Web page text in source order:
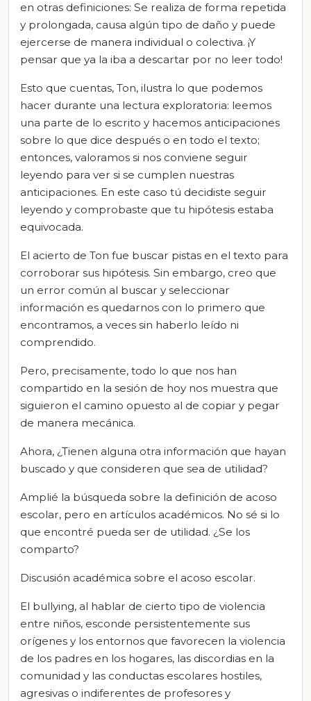
en otras definiciones: Se realiza de forma repetida
y prolongada, causa algún tipo de daño y puede
ejercerse de manera individual o colectiva. ¡Y
pensar que ya la iba a descartar por no leer todo!
Esto que cuentas, Ton, ilustra lo que podemos
hacer durante una lectura exploratoria: leemos
una parte de lo escrito y hacemos anticipaciones
sobre lo que dice después o en todo el texto;
entonces, valoramos si nos conviene seguir
leyendo para ver si se cumplen nuestras
anticipaciones. En este caso tú decidiste seguir
leyendo y comprobaste que tu hipótesis estaba
equivocada.
El acierto de Ton fue buscar pistas en el texto para
corroborar sus hipótesis. Sin embargo, creo que
un error común al buscar y seleccionar
información es quedarnos con lo primero que
encontramos, a veces sin haberlo leído ni
comprendido.
Pero, precisamente, todo lo que nos han
compartido en la sesión de hoy nos muestra que
siguieron el camino opuesto al de copiar y pegar
de manera mecánica.
Ahora, ¿Tienen alguna otra información que hayan
buscado y que consideren que sea de utilidad?
Amplié la búsqueda sobre la definición de acoso
escolar, pero en artículos académicos. No sé si lo
que encontré pueda ser de utilidad. ¿Se los
comparto?
Discusión académica sobre el acoso escolar.
El bullying, al hablar de cierto tipo de violencia
entre niños, esconde persistentemente sus
orígenes y los entornos que favorecen la violencia
de los padres en los hogares, las discordias en la
comunidad y las conductas escolares hostiles,
agresivas o indiferentes de profesores y